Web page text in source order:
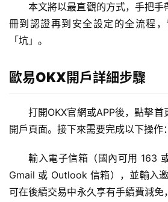
本文將以最直觀的方式，手把手
冊到認證再到安全設定的全流程
「坑」。
歐易OKX開戶詳細步驟
打開OKX官網或APP後，點擊
開戶頁面。接下來需要完成以下操作：
輸入電子信箱（國內可用 163
Gmail 或 Outlook 信箱），並輸入
可在後續交易中永久享有手續費減